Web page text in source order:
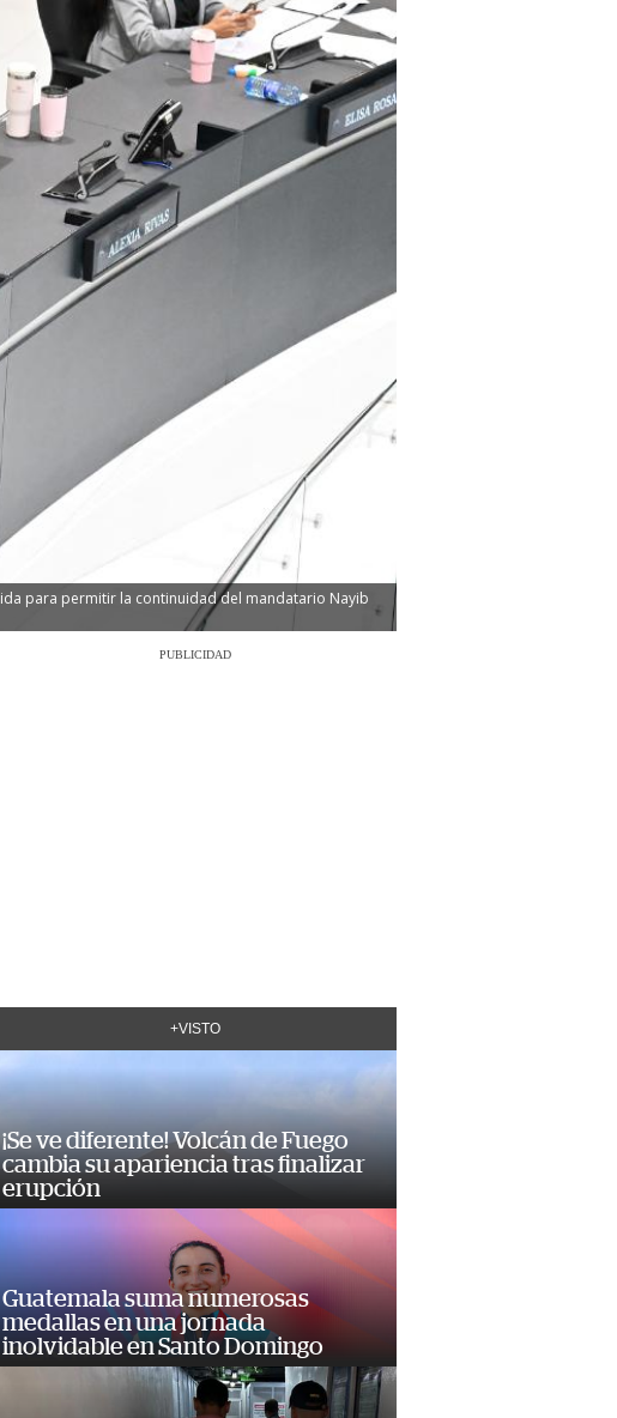
para permitir la continuidad del mandatario Nayib
PUBLICIDAD
+VISTO
¡Se ve diferente! Volcán de Fuego
cambia su apariencia tras finalizar
erupción
Guatemala suma numerosas
medallas en una jornada
inolvidable en Santo Domingo